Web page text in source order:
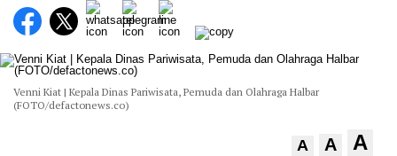
Venni Kiat | Kepala Dinas Pariwisata, Pemuda dan Olahraga Halbar
(FOTO/defactonews.co)
A A A